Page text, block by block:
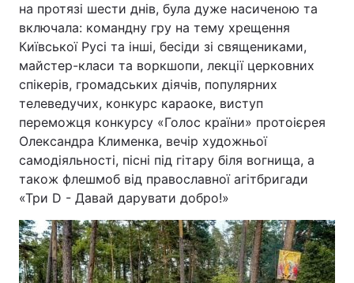
на протязі шести днів, була дуже насиченою та
включала: командну гру на тему хрещення
Київської Русі та інші, бесіди зі священиками,
майстер-класи та воркшопи, лекції церковних
спікерів, громадських діячів, популярних
телеведучих, конкурс караоке, виступ
переможця конкурсу «Голос країни» протоієрея
Олександра Клименка, вечір художньої
самодіяльності, пісні під гітару біля вогнища, а
також флешмоб від православної агітбригади
«Три D - Давай дарувати добро!»